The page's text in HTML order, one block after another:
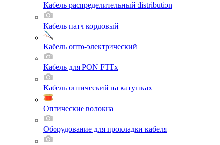
Кабель распределительный distribution
Кабель патч кордовый
Кабель опто-электрический
Кабель для PON FTTx
Кабель оптический на катушках
Оптические волокна
Оборудование для прокладки кабеля